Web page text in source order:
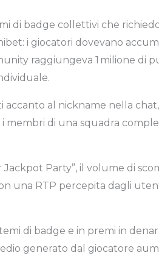
di badge collettivi che
i giocatori dovevano
raggiungeva 1 milione di
accanto al nickname nella
di una squadra
Party”, il volume di
una RTP percepita dagli
di badge e in premi in
generato dal giocatore